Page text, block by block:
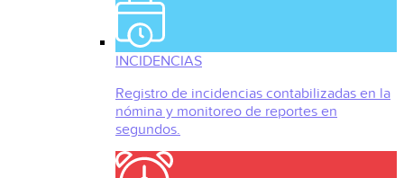
INCIDENCIAS
Registro de incidencias contabilizadas en la
nómina y monitoreo de reportes en
segundos.